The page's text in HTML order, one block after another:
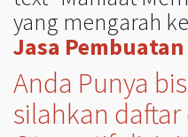
yang mengarah
Jasa
Anda Punya
silahkan